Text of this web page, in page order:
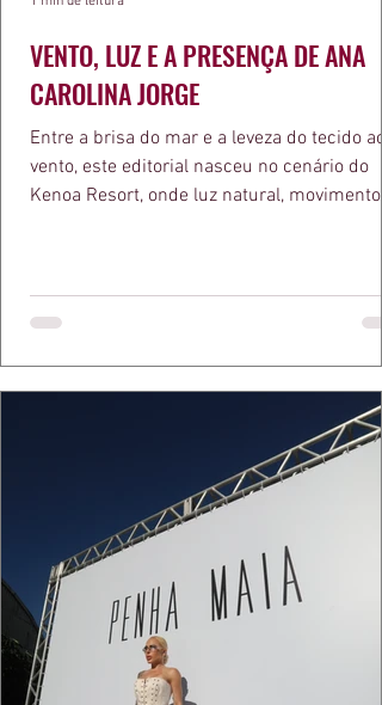
VENTO, LUZ E A PRESENÇA DE ANA
CAROLINA JORGE
Entre a brisa do mar e a leveza do tecido ao
vento, este editorial nasceu no cenário do
Kenoa Resort, onde luz natural, movimento e
bolsa da Malu Pires, em uma composição
algo de intemporal em vestir o vento e
que ele conduza a cena. Cada dobra do
cada reflexo dourado da luz sobre a pe